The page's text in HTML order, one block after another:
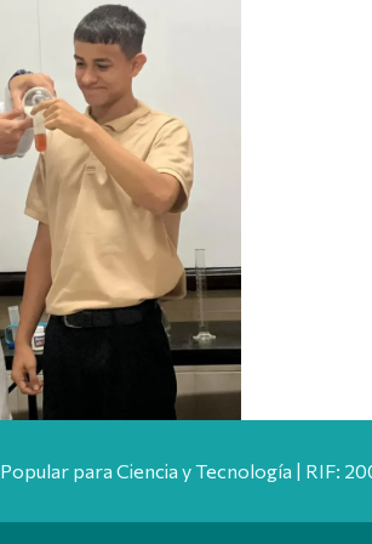
para Ciencia y Tecnología | RIF: